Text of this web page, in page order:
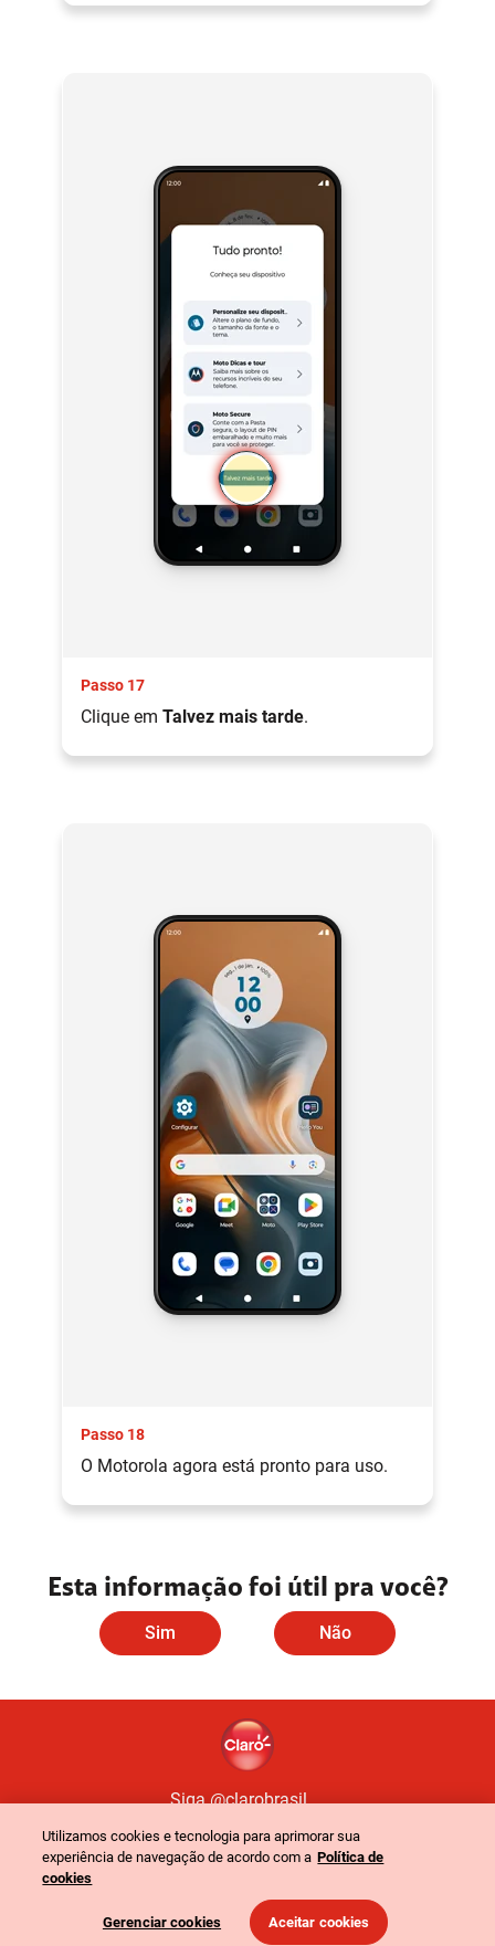
Passo 17
Clique em Talvez mais tarde.
Passo 18
O Motorola agora está pronto para uso.
Esta informação foi útil pra você?
Sim Não
Siga @clarobrasil
Claro. Todos os direitos reservados-
CNPJ: 40.432.544/0001-47-
Rua Henri Dunant, 780 - São Paulo - SP
Utilizamos cookies e tecnologia para aprimorar sua
experiência de navegação de acordo com a Política de
cookies
Gerenciar cookies Aceitar cookies